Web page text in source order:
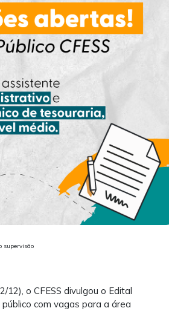
supervisão
o CFESS divulgou o Edital
público com vagas para a área